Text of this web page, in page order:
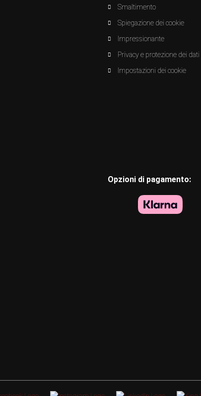
Smaltimento
Spiegazione dei cookie
Impressionante
Privacy e protezione dei dati
Impostazioni dei cookie
Opzioni di pagamento: